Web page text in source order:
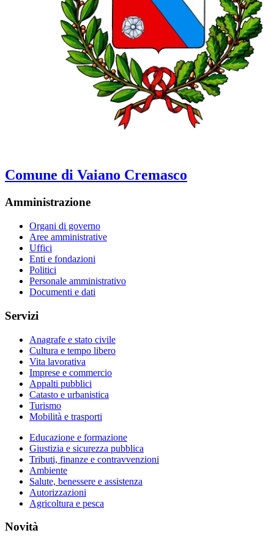
Comune di Vaiano Cremasco
Amministrazione
Organi di governo
Aree amministrative
Uffici
Enti e fondazioni
Politici
Personale amministrativo
Documenti e dati
Servizi
Anagrafe e stato civile
Cultura e tempo libero
Vita lavorativa
Imprese e commercio
Appalti pubblici
Catasto e urbanistica
Turismo
Mobilità e trasporti
Educazione e formazione
Giustizia e sicurezza pubblica
Tributi, finanze e contravvenzioni
Ambiente
Salute, benessere e assistenza
Autorizzazioni
Agricoltura e pesca
Novità